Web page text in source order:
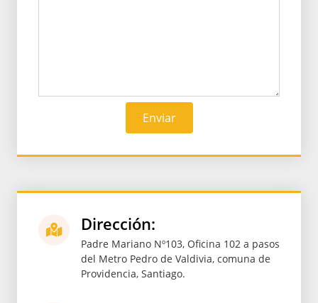
Enviar
Dirección:
Padre Mariano Nº103, Oficina 102 a pasos
del Metro Pedro de Valdivia, comuna de
Providencia, Santiago.